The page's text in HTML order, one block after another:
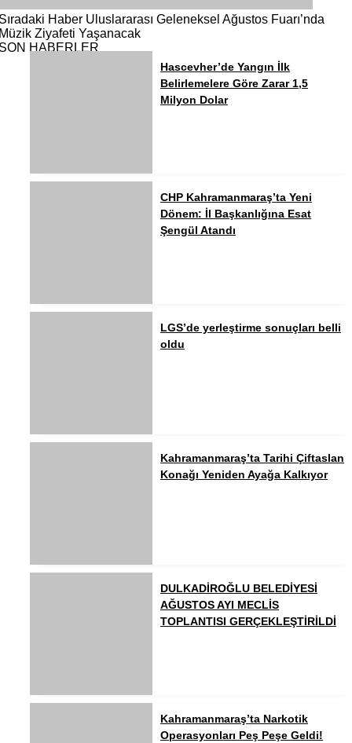
Haber Uluslararası Geleneksel Ağustos Fuarı’nda
Ziyafeti Yaşanacak
HABERLER
Hascevher’de Yangın İlk
Belirlemelere Göre Zarar 1,5
Milyon Dolar
CHP Kahramanmaraş’ta Yeni
Dönem: İl Başkanlığına Esat
Şengül Atandı
LGS’de yerleştirme sonuçları belli
oldu
Kahramanmaraş’ta Tarihi Çiftaslan
Konağı Yeniden Ayağa Kalkıyor
DULKADİROĞLU BELEDİYESİ
AĞUSTOS AYI MECLİS
TOPLANTISI GERÇEKLEŞTİRİLDİ
Kahramanmaraş’ta Narkotik
Operasyonları Peş Peşe Geldi!